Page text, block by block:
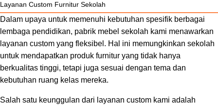
Layanan Custom Furnitur Sekolah
Dalam upaya untuk memenuhi kebutuhan spesifik berbagai
lembaga pendidikan, pabrik mebel sekolah kami menawarkan
layanan custom yang fleksibel. Hal ini memungkinkan sekolah
untuk mendapatkan produk furnitur yang tidak hanya
berkualitas tinggi, tetapi juga sesuai dengan tema dan
kebutuhan ruang kelas mereka.
Salah satu keunggulan dari layanan custom kami adalah